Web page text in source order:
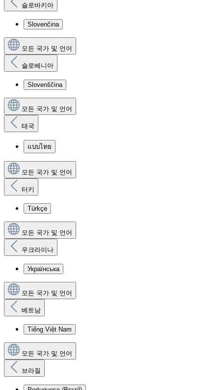
슬로바키아
Slovenčina
모든 국가 및 언어
슬로베니아
Slovenščina
모든 국가 및 언어
태국
แบบไทย
모든 국가 및 언어
터키
Türkçe
모든 국가 및 언어
우크라이나
Українська
모든 국가 및 언어
베트남
Tiếng Việt Nam
모든 국가 및 언어
브라질